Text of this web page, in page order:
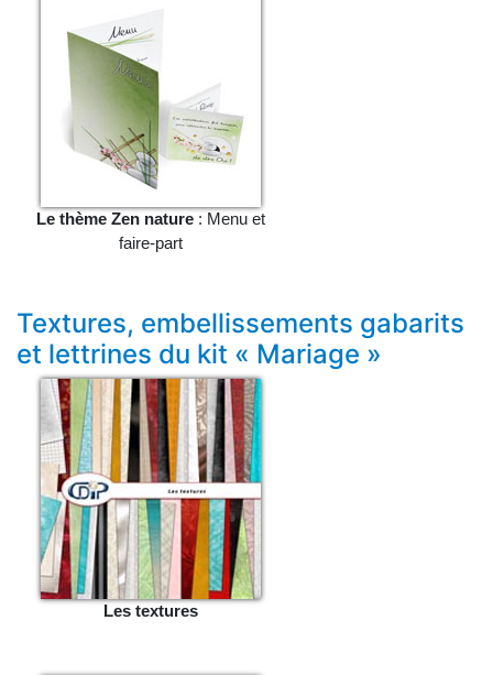
Le thème Zen nature: Menu et
faire-part
Textures, embellissements gabarits
et lettrines du kit « Mariage »
Les textures